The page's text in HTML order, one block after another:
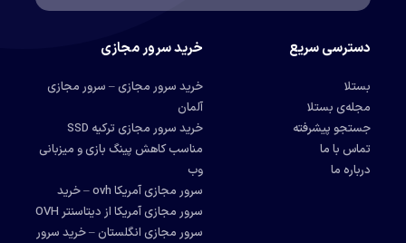
دسترسی سریع
بستلا
مجله‌ی بستلا
جستجو پیشرفته
تماس با ما
درباره ما
خرید سرور مجازی
خرید سرور مجازی – سرور مجازی
آلمان
خرید سرور مجازی ترکیه SSD
مناسب کاهش پینگ بازی و میزبانی
وب
سرور مجازی آمریکا ovh – خرید
سرور مجازی آمریکا از دیتاسنتر OVH
سرور مجازی انگلستان – خرید سرور